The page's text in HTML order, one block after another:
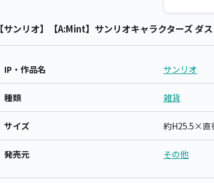
【サンリオ】【A:Mint】サンリオキャラクターズ ダ
IP・作品名 サンリオ
種類 雑貨
サイズ 約H25.5×直
発売元 その他